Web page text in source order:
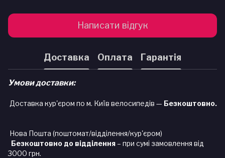
Написати відгук
Доставка Оплата Гарантія
Умови доставки:
Доставка кур'єром по м. Київ велосипедів — Безкоштовно.
Нова Пошта (поштомат/відділення/кур'єром)
Безкоштовно до відділення – при сумі замовлення від
3000 грн.